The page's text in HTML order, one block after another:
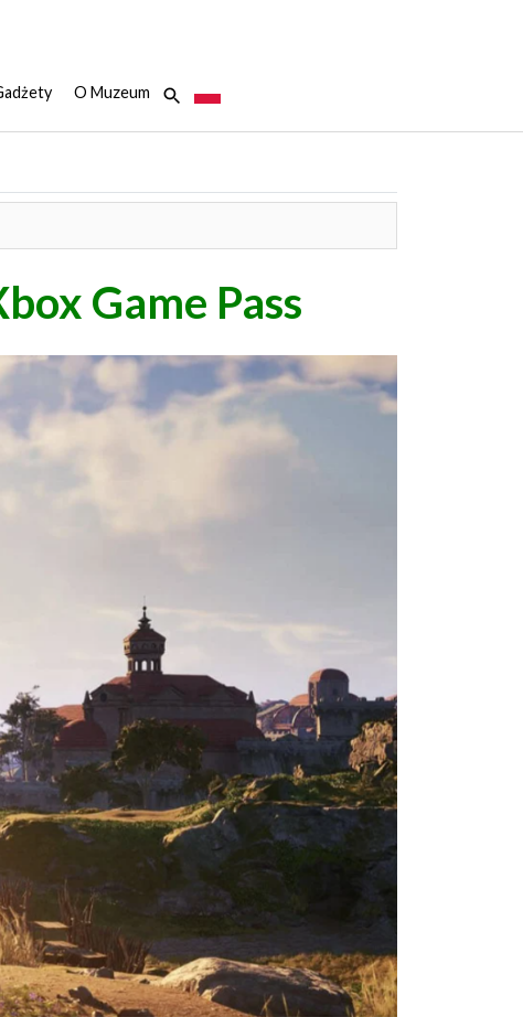
O Muzeum
Game Pass